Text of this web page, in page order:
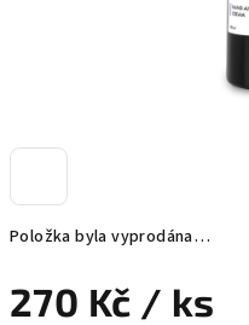
Položka byla vyprodána…
270 Kč / ks